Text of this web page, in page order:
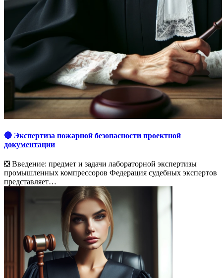
🔴 Экспертиза пожарной безопасности проектной
документации
❎ Введение: предмет и задачи лабораторной экспертизы
промышленных компрессоров Федерация судебных экспертов
представляет…